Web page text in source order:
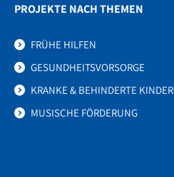
PROJEKTE NACH THEMEN
FRÜHE HILFEN
GESUNDHEITSVORSORGE
KRANKE & BEHINDERTE KINDER
MUSISCHE FÖRDERUNG